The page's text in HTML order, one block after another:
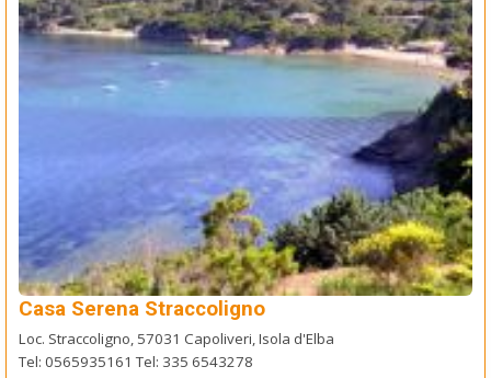
Casa Serena Straccoligno
Loc. Straccoligno, 57031 Capoliveri, Isola d'Elba
Tel: 0565935161 Tel: 335 6543278